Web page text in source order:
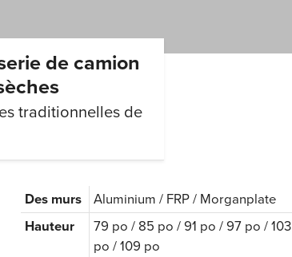
de camion
traditionnelles de
Des murs
Aluminium / FRP / Morganplate
Hauteur
79 po / 85 po / 91 po / 97 po / 103
po / 109 po